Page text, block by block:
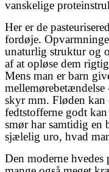
vanskelige
Her er de
fordøje.
unaturlig struktur og
af at opløse dem
Mens man er barn
skyr mm. Fløden kan
fedtstofferne godt
smør har samtidig
sjælelig uro, hvad
Den moderne